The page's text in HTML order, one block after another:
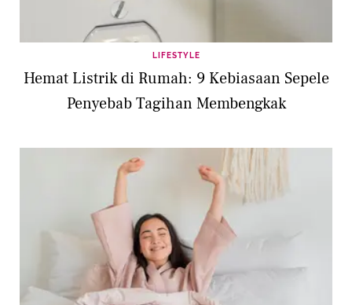
LIFESTYLE
Hemat Listrik di Rumah: 9 Kebiasaan Sepele
Penyebab Tagihan Membengkak